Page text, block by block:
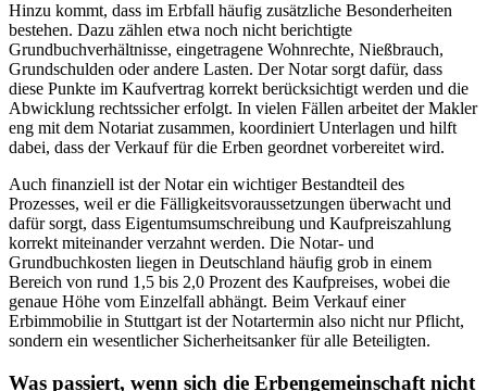
Hinzu kommt, dass im Erbfall häufig zusätzliche Besonderheiten
bestehen. Dazu zählen etwa noch nicht berichtigte
Grundbuchverhältnisse, eingetragene Wohnrechte, Nießbrauch,
Grundschulden oder andere Lasten. Der Notar sorgt dafür, dass
diese Punkte im Kaufvertrag korrekt berücksichtigt werden und die
Abwicklung rechtssicher erfolgt. In vielen Fällen arbeitet der Makler
eng mit dem Notariat zusammen, koordiniert Unterlagen und hilft
dabei, dass der Verkauf für die Erben geordnet vorbereitet wird.
Auch finanziell ist der Notar ein wichtiger Bestandteil des
Prozesses, weil er die Fälligkeitsvoraussetzungen überwacht und
dafür sorgt, dass Eigentumsumschreibung und Kaufpreiszahlung
korrekt miteinander verzahnt werden. Die Notar- und
Grundbuchkosten liegen in Deutschland häufig grob in einem
Bereich von rund 1,5 bis 2,0 Prozent des Kaufpreises, wobei die
genaue Höhe vom Einzelfall abhängt. Beim Verkauf einer
Erbimmobilie in Stuttgart ist der Notartermin also nicht nur Pflicht,
sondern ein wesentlicher Sicherheitsanker für alle Beteiligten.
Was passiert, wenn sich die Erbengemeinschaft nicht